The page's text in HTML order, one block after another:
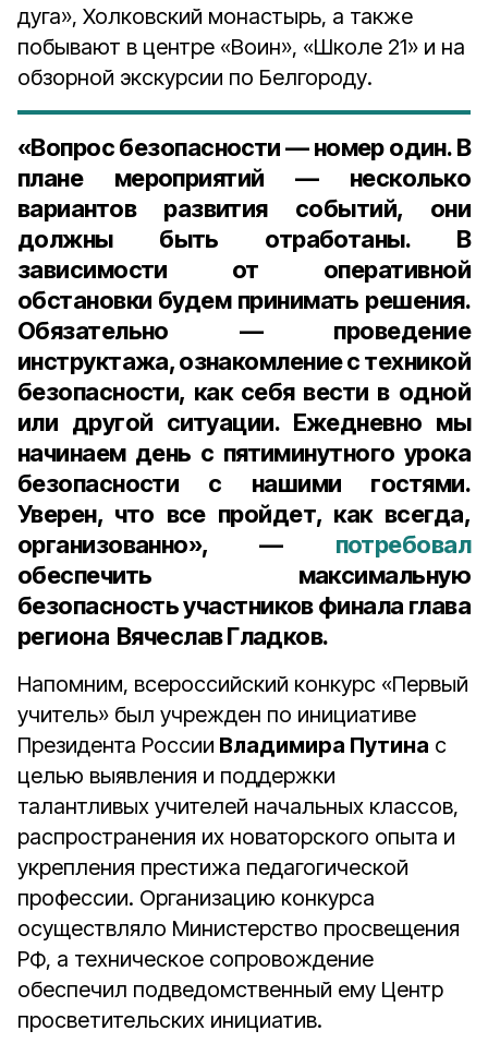
дуга», Холковский монастырь, а также
побывают в центре «Воин», «Школе 21» и на
обзорной экскурсии по Белгороду.
«Вопрос безопасности — номер один. В
плане мероприятий — несколько
вариантов развития событий, они
должны быть отработаны. В
зависимости от оперативной
обстановки будем принимать решения.
Обязательно — проведение
инструктажа, ознакомление с техникой
безопасности, как себя вести в одной
или другой ситуации. Ежедневно мы
начинаем день с пятиминутного урока
безопасности с нашими гостями.
Уверен, что все пройдет, как всегда,
организованно», — потребовал
обеспечить максимальную
безопасность участников финала глава
региона Вячеслав Гладков.
Напомним, всероссийский конкурс «Первый
учитель» был учрежден по инициативе
Президента России Владимира Путина с
целью выявления и поддержки
талантливых учителей начальных классов,
распространения их новаторского опыта и
укрепления престижа педагогической
профессии. Организацию конкурса
осуществляло Министерство просвещения
РФ, а техническое сопровождение
обеспечил подведомственный ему Центр
просветительских инициатив.